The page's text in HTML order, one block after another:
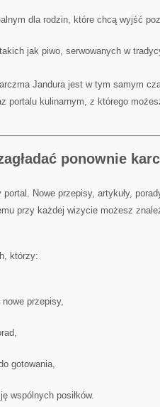
dla rodzin, które chcą wyjść
jak piwo, serwowanych w
Jandura jest w tym samym
portalu kulinarnym, z którego
ponownie
Nowe przepisy, artykuły,
przy każdej wizycie możesz
którzy:
przepisy,
gotowania,
wspólnych posiłków.